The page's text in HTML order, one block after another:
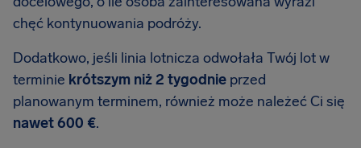
chęć kontynuowania podróży.
Dodatkowo, jeśli linia lotnicza odwołała Twój lot w
terminie krótszym niż 2 tygodnie przed
planowanym terminem, również może należeć Ci się
nawet 600 €.